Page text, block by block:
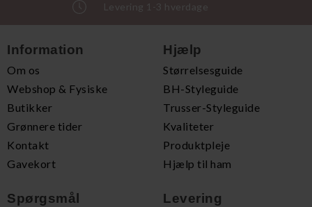
Levering 1-3 hverdage
Information
Om os
Webshop & Fysiske
Butikker
Grønnere tider
Kontakt
Gavekort
Hjælp
Størrelsesguide
BH-Styleguide
Trusser-Styleguide
Kvaliteter
Produktpleje
Hjælp til ham
Spørgsmål Levering